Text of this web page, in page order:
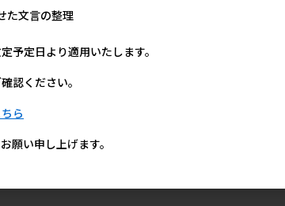
た文言の整理
予定日より適用いたします。
認ください。
ら
願い申し上げます。